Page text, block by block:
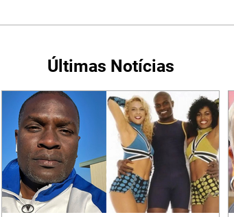
Últimas Notícias